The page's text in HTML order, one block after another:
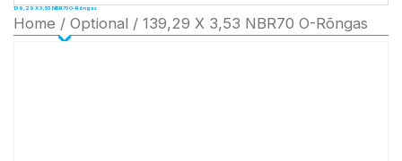
139,29 X 3,53 NBR70 O-Rõngas
Home / Optional / 139,29 X 3,53 NBR70 O-Rõngas